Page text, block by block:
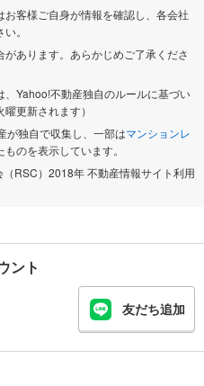
客様ご自身が情報を確認し、各会社
。
あります。あらかじめご了承くださ
Yahoo!不動産独自のルールに基づい
更新されます）
が独自で収集し、一部はマンションレ
のを表示しています。
RSC）2018年 不動産情報サイト利用
ント
友だち追加